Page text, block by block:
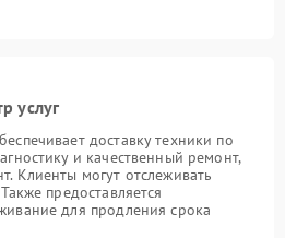
услуг
доставку техники по
и качественный ремонт,
Клиенты могут отслеживать
предоставляется
для продления срока